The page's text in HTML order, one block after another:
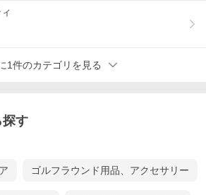
1件のカテゴリを見る
探す
ゴルフラウンド用品、アクセサリー